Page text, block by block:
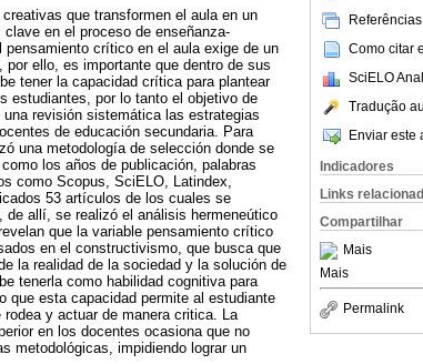
Como citar
SciELO
Tradução
Enviar este
Indicadores
Links
Compartilhar
Mais
Mais
Permalink
que transformen el aula en un
en el proceso de enseñanza-
crítico en el aula exige de un
ello, es importante que dentro de sus
tener la capacidad crítica para plantear
estudiantes, por lo tanto el objetivo de
revisión sistemática las estrategias
de educación secundaria. Para
una metodología de selección donde se
los años de publicación, palabras
como Scopus, SciELO, Latindex,
53 artículos de los cuales se
allí, se realizó el análisis hermeneútico
que la variable pensamiento crítico
en el constructivismo, que busca que
la realidad de la sociedad y la solución de
tenerla como habilidad cognitiva para
que esta capacidad permite al estudiante
y actuar de manera critica. La
en los docentes ocasiona que no
metodológicas, impidiendo lograr un